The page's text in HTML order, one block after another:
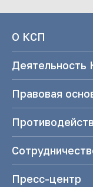
О КСП
Деятельность
Правовая
Пресс-центр